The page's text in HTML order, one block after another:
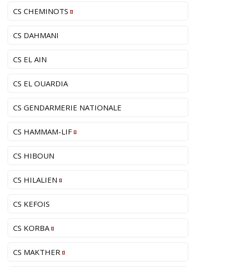
CS CHEMINOTS
CS DAHMANI
CS EL AIN
CS EL OUARDIA
CS GENDARMERIE NATIONALE
CS HAMMAM-LIF
CS HIBOUN
CS HILALIEN
CS KEFOIS
CS KORBA
CS MAKTHER